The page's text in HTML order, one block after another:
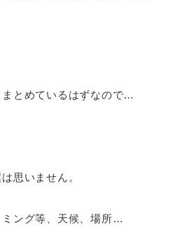
とめているはずなので…
思いません。
ング等、天候、場所…